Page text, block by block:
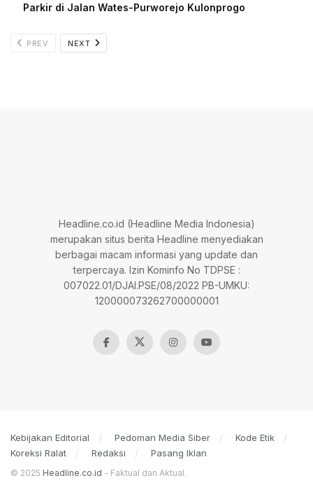
Parkir di Jalan Wates-Purworejo Kulonprogo
PREV NEXT
Headline.co.id (Headline Media Indonesia)
merupakan situs berita Headline menyediakan
berbagai macam informasi yang update dan
terpercaya. Izin Kominfo No TDPSE :
007022.01/DJAI.PSE/08/2022 PB-UMKU:
120000073262700000001
Kebijakan Editorial Pedoman Media Siber
Kode Etik
Koreksi Ralat
Redaksi Pasang Iklan
© 2025 Headline.co.id - Faktual dan Aktual.